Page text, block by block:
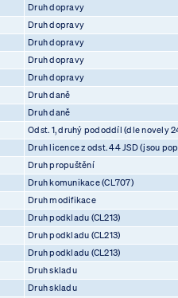
Druh dopravy
Druh dopravy
Druh dopravy
Druh dopravy
Druh dopravy
Druh daně
Druh daně
Odst. 1, druhý pododdíl (dle novely
Druh licence z odst. 44 JSD (jsou
Druh propuštění
Druh komunikace (CL707)
Druh modifikace
Druh podkladu (CL213)
Druh podkladu (CL213)
Druh podkladu (CL213)
Druh skladu
Druh skladu